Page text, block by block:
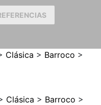
Clásica > Barroco >
Clásica > Barroco >